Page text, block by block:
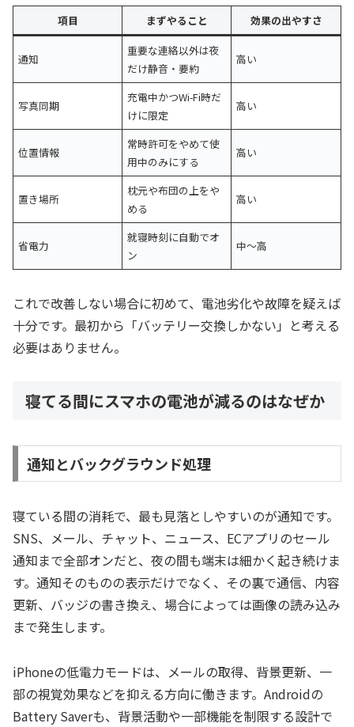
項目 まずやること 効果の出やすさ
通知
重要な連絡以外は夜
だけ静音・要約
高い
写真同期
充電中かつWi-Fi時だ
けに限定
高い
位置情報
常時許可をやめて使
用中のみにする
高い
置き場所
枕元や布団の上をや
める
高い
省電力
就寝時刻に自動でオ
ン
中〜高
これで改善しない場合に初めて、電池劣化や故障を疑えば
十分です。最初から「バッテリー交換しかない」と考える
必要はありません。
寝てる間にスマホの電池が減るのはなぜか
通知とバックグラウンド処理
寝ている間の消耗で、最も見落としやすいのが通知です。
SNS、メール、チャット、ニュース、ECアプリのセール
通知まで全部オンだと、夜の間も端末は細かく起き続けま
す。通知そのものの表示だけでなく、その裏で通信、内容
更新、バッジの書き換え、場合によっては画像の読み込み
まで発生します。
iPhoneの低電力モードは、メールの取得、背景更新、一
部の視覚効果などを抑える方向に働きます。Androidの
Battery Saverも、背景活動や一部機能を制限する設計で